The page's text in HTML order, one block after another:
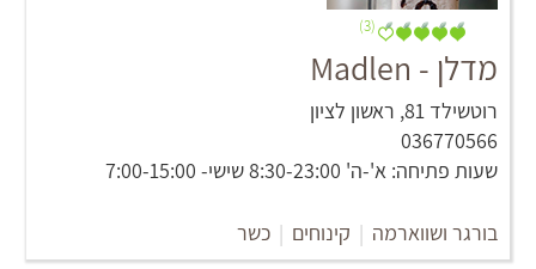
(3)
מדלן - Madlen
רוטשילד 81, ראשון לציון
036770566
שעות פתיחה: א'-ה' 8:30-23:00 שישי- 7:00-15:00
בורגר ושווארמה | קינוחים | כשר